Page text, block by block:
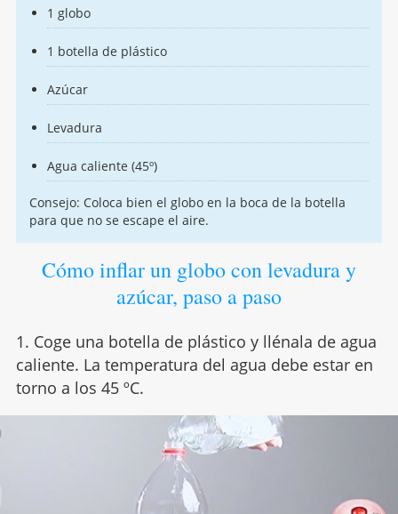
1 globo
1 botella de plástico
Azúcar
Levadura
Agua caliente (45º)
Consejo: Coloca bien el globo en la boca de la botella
para que no se escape el aire.
Cómo inflar un globo con levadura y
azúcar, paso a paso
1. Coge una botella de plástico y llénala de agua
caliente. La temperatura del agua debe estar en
torno a los 45 ºC.